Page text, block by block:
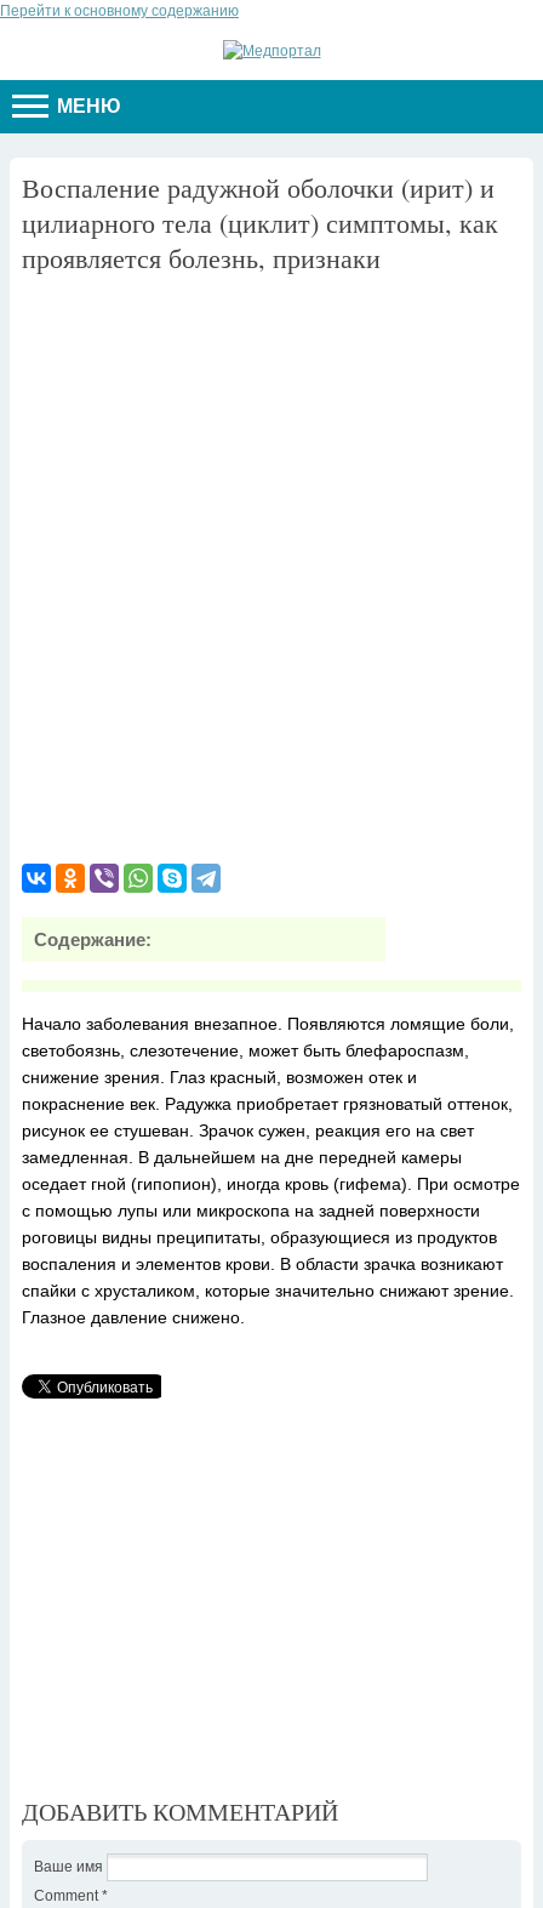
Перейти к основному содержанию
МЕНЮ
Воспаление радужной оболочки (ирит) и
цилиарного тела (циклит) симптомы, как
проявляется болезнь, признаки
Содержание:
Начало заболевания внезапное. Появляются ломящие боли,
светобоязнь, слезотечение, может быть блефароспазм,
снижение зрения. Глаз красный, возможен отек и
покраснение век. Радужка приобретает грязноватый оттенок,
рисунок ее стушеван. Зрачок сужен, реакция его на свет
замедленная. В дальнейшем на дне передней камеры
оседает гной (гипопион), иногда кровь (гифема). При осмотре
с помощью лупы или микроскопа на задней поверхности
роговицы видны преципитаты, образующиеся из продуктов
воспаления и элементов крови. В области зрачка возникают
спайки с хрусталиком, которые значительно снижают зрение.
Глазное давление снижено.
ДОБАВИТЬ КОММЕНТАРИЙ
Ваше имя
Comment *